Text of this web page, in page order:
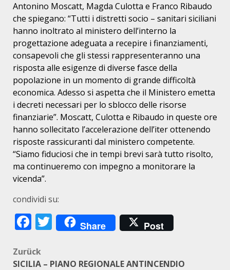
Antonino Moscatt, Magda Culotta e Franco Ribaudo
che spiegano: “Tutti i distretti socio – sanitari siciliani
hanno inoltrato al ministero dell’interno la
progettazione adeguata a recepire i finanziamenti,
consapevoli che gli stessi rappresenteranno una
risposta alle esigenze di diverse fasce della
popolazione in un momento di grande difficoltà
economica. Adesso si aspetta che il Ministero emetta
i decreti necessari per lo sblocco delle risorse
finanziarie”. Moscatt, Culotta e Ribaudo in queste ore
hanno sollecitato l’accelerazione dell’iter ottenendo
risposte rassicuranti dal ministero competente.
“Siamo fiduciosi che in tempi brevi sarà tutto risolto,
ma continueremo con impegno a monitorare la
vicenda”.
condividi su:
Facebook
Twitter
Share Post
Beitragsnavigation
Zurück
SICILIA – PIANO REGIONALE ANTINCENDIO